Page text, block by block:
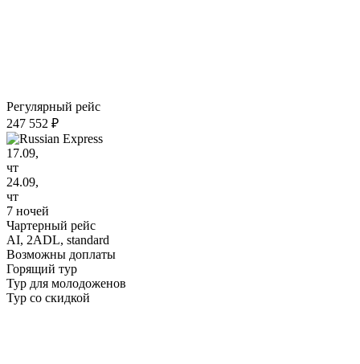
Регулярный рейс
247 552 ₽
17.09,
чт
24.09,
чт
7 ночей
Чартерный рейс
AI, 2ADL, standard
Возможны доплаты
Горящий тур
Тур для молодоженов
Тур со скидкой